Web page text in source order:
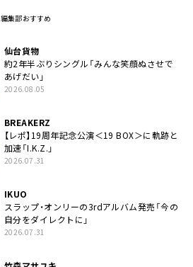
編集部おすすめ
仙台貨物
約2年半ぶりシングル「みんな笑顔ぬさせで
あげだい」
2026.08.05
BREAKERZ
【レポ】19周年記念公演＜19 BOX＞に軌跡と
加速「I.K.Z.」
2026.07.31
IKUO
スラップ・オンリーの3rdアルバム発売「今の
自分をダイレクトに」
2026.07.31